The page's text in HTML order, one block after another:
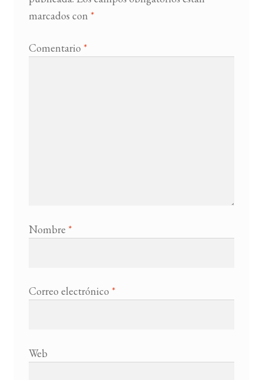
marcados con *
Comentario *
Nombre *
Correo electrónico *
Web